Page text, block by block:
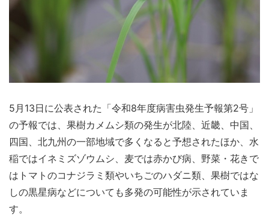
5月13日に公表された「令和8年度病害虫発生予報第2号」
の予報では、果樹カメムシ類の発生が北陸、近畿、中国、
四国、北九州の一部地域で多くなると予想されたほか、水
稲ではイネミズゾウムシ、麦では赤かび病、野菜・花きで
はトマトのコナジラミ類やいちごのハダニ類、果樹ではな
しの黒星病などについても多発の可能性が示されていま
す。